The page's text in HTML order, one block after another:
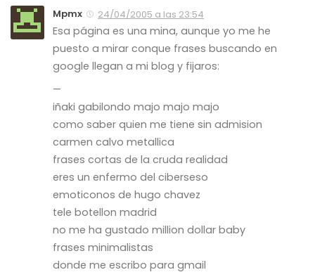
Mpmx
24/04/2005 a las 23:54
Esa página es una mina, aunque yo me he
puesto a mirar conque frases buscando en
google llegan a mi blog y fijaros:
—
iñaki gabilondo majo majo majo
como saber quien me tiene sin admision
carmen calvo metallica
frases cortas de la cruda realidad
eres un enfermo del ciberseso
emoticonos de hugo chavez
tele botellon madrid
no me ha gustado million dollar baby
frases minimalistas
donde me escribo para gmail